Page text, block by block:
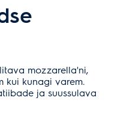
mozzarella'ni,
kui kunagi varem.
ja suussulava